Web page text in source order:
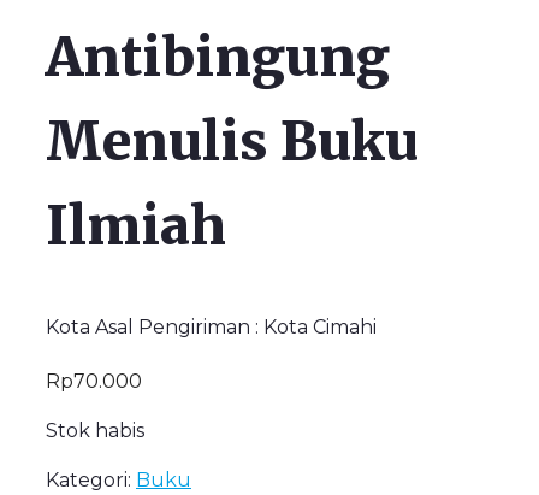
Antibingung
Menulis Buku
Ilmiah
Kota Asal Pengiriman : Kota Cimahi
Rp70.000
Stok habis
Kategori: Buku